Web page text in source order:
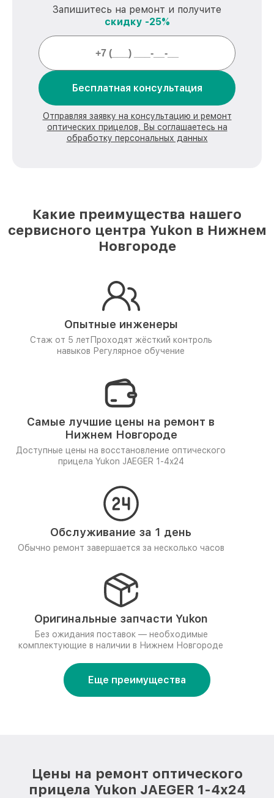
Запишитесь на ремонт и получите
скидку -25%
Бесплатная консультация
Отправляя заявку на консультацию и ремонт
оптических прицелов, Вы соглашаетесь на
обработку персональных данных
Какие преимущества нашего
сервисного центра Yukon в Нижнем
Новгороде
Опытные инженеры
Стаж от 5 лет Проходят жёсткий контроль
навыков Регулярное обучение
Самые лучшие цены на ремонт в
Нижнем Новгороде
Доступные цены на восстановление оптического
прицела Yukon JAEGER 1-4x24
Обслуживание за 1 день
Обычно ремонт завершается за несколько часов
Оригинальные запчасти Yukon
Без ожидания поставок — необходимые
комплектующие в наличии в Нижнем Новгороде
Еще преимущества
Цены на ремонт оптического
прицела Yukon JAEGER 1-4x24